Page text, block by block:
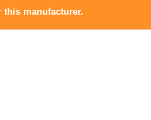
this manufacturer.